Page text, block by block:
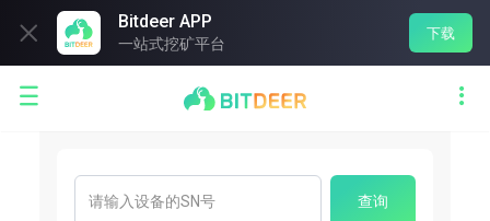

Bitdeer APP
一站式挖矿平台
下载
 
查询